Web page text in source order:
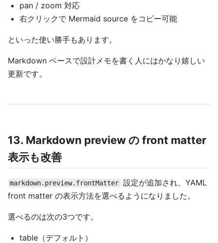
pan / zoom 対応
右クリックで Mermaid source をコピー可能
といった使い勝手もあります。
Markdown ベースで設計メモを書く人にはかなり嬉しい
更新です。
13. Markdown preview の front matter
表示も改善
markdown.preview.frontMatter 設定が追加され、YAML
front matter の表示方法を選べるようになりました。
選べるのは次の3つです。
table（デフォルト）